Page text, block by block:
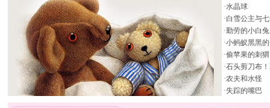
·水晶球
·白雪公主与
·勤劳的小白兔
·小蚂蚁黑黑
·偷苹果的刺猬
·石头剪刀布
·农夫和水怪
·失踪的嘴巴